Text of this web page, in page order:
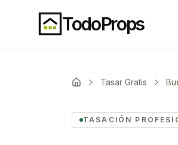
TodoProps
Tasar Gratis
TASACIÓN